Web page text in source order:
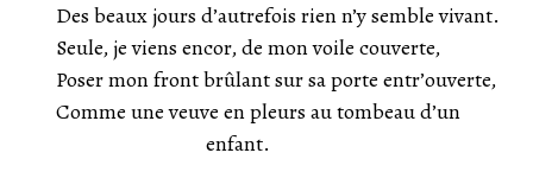
Des beaux jours d’autrefois rien n’y semble vivant.
Seule, je viens encor, de mon voile couverte,
Poser mon front brûlant sur sa porte entr’ouverte,
Comme une veuve en pleurs au tombeau d’un
enfant.